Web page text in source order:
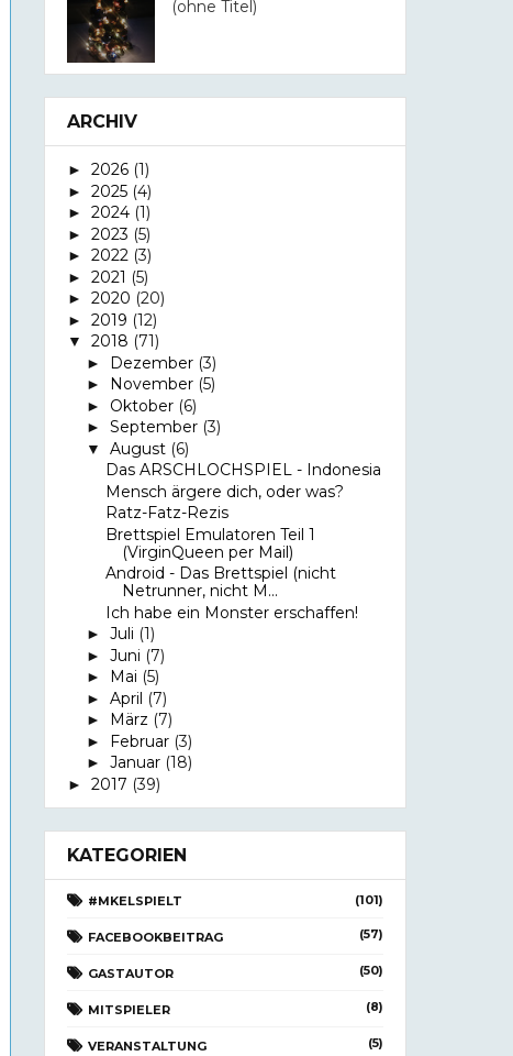
(ohne Titel)
ARCHIV
► 2026 (1)
► 2025 (4)
► 2024 (1)
► 2023 (5)
► 2022 (3)
► 2021 (5)
► 2020 (20)
► 2019 (12)
▼ 2018 (71)
► Dezember (3)
► November (5)
► Oktober (6)
► September (3)
▼ August (6)
Das ARSCHLOCHSPIEL - Indonesia
Mensch ärgere dich, oder was?
Ratz-Fatz-Rezis
Brettspiel Emulatoren Teil 1
(VirginQueen per Mail)
Android - Das Brettspiel (nicht
Netrunner, nicht M...
Ich habe ein Monster erschaffen!
► Juli (1)
► Juni (7)
► Mai (5)
► April (7)
► März (7)
► Februar (3)
► Januar (18)
► 2017 (39)
KATEGORIEN
#MKELSPIELT (101)
FACEBOOKBEITRAG (57)
GASTAUTOR (50)
MITSPIELER (8)
VERANSTALTUNG (5)